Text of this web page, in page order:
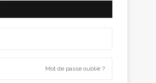
Mot de passe oublié ?